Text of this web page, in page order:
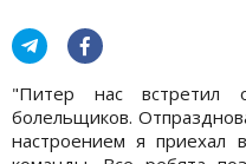
"Питер нас встретил
болельщиков.
настроением я приехал